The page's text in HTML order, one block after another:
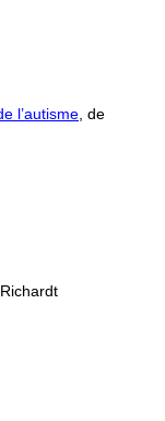
l’autisme, de